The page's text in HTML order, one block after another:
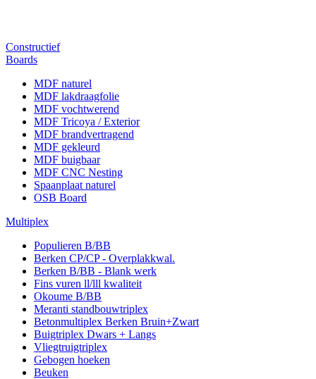
Constructief
Boards
MDF naturel
MDF lakdraagfolie
MDF vochtwerend
MDF Tricoya / Exterior
MDF brandvertragend
MDF gekleurd
MDF buigbaar
MDF CNC Nesting
Spaanplaat naturel
OSB Board
Multiplex
Populieren B/BB
Berken CP/CP - Overplakkwal.
Berken B/BB - Blank werk
Fins vuren ll/lll kwaliteit
Okoume B/BB
Meranti standbouwtriplex
Betonmultiplex Berken Bruin+Zwart
Buigtriplex Dwars + Langs
Vliegtruigtriplex
Gebogen hoeken
Beuken